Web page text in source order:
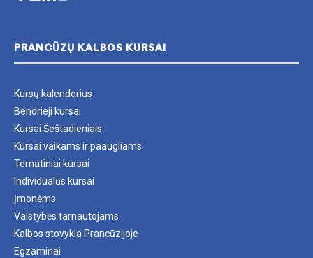
PRANCŪZŲ KALBOS KURSAI
Kursų kalendorius
Bendrieji kursai
Kursai Šeštadieniais
Kursai vaikams ir paaugliams
Tematiniai kursai
Individualūs kursai
Įmonėms
Valstybės tarnautojams
Kalbos stovykla Prancūzijoje
Egzaminai